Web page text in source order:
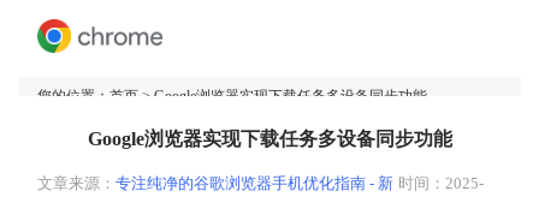
您的位置： 首页 > Google浏览器实现下载任务多设备同步功能
Google浏览器实现下载任务多设备同步功能
文章来源： 专注纯净的谷歌浏览器手机优化指南 - 新 时间：2025-